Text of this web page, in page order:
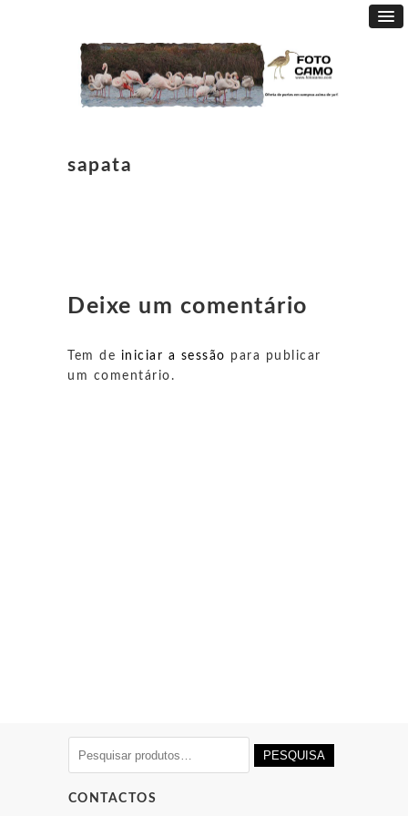
sapata
Deixe um comentário
Tem de iniciar a sessão para publicar
um comentário.
por:
PESQUISA
CONTACTOS